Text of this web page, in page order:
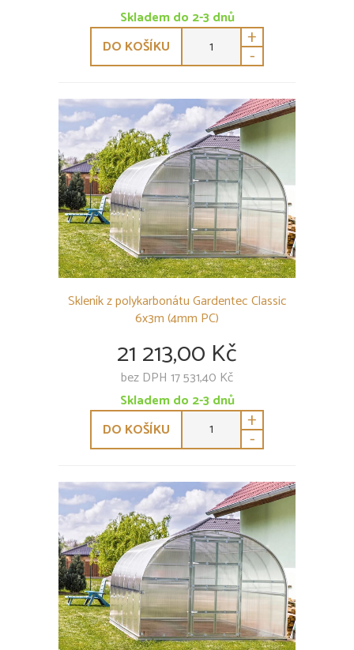
Skladem do 2-3 dnů
DO KOŠÍKU
+
-
Skleník z polykarbonátu Gardentec Classic
6x3m (4mm PC)
21 213,00 Kč
bez DPH 17 531,40 Kč
Skladem do 2-3 dnů
DO KOŠÍKU
+
-